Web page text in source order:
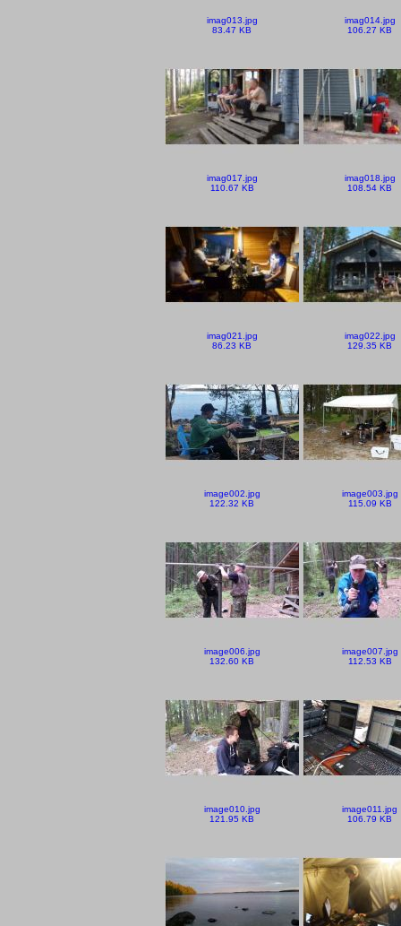
imag013.jpg
83.47 KB
imag014.jpg
106.27 KB
imag017.jpg
110.67 KB
imag018.jpg
108.54 KB
imag021.jpg
86.23 KB
imag022.jpg
129.35 KB
image002.jpg
122.32 KB
image003.jpg
115.09 KB
image006.jpg
132.60 KB
image007.jpg
112.53 KB
image010.jpg
121.95 KB
image011.jpg
106.79 KB